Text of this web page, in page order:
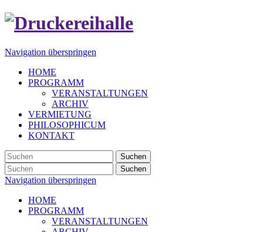
Navigation überspringen
HOME
PROGRAMM
VERANSTALTUNGEN
ARCHIV
VERMIETUNG
PHILOSOPHICUM
KONTAKT
Suchen
Suchen
Navigation überspringen
HOME
PROGRAMM
VERANSTALTUNGEN